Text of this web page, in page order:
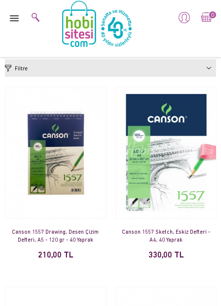
0
Filtre
Canson 1557 Drawing, Desen Çizim
Defteri, A5 - 120 gr - 40 Yaprak
210,00 TL
Canson 1557 Sketch, Eskiz Defteri -
A4, 40 Yaprak
330,00 TL